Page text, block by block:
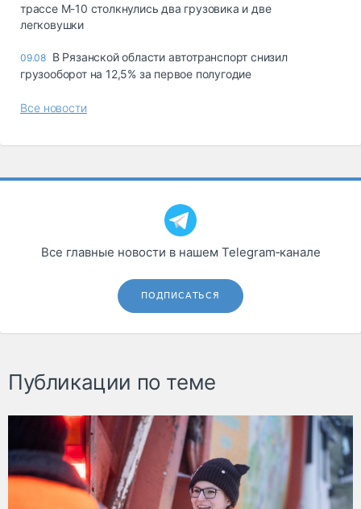
трассе М-10 столкнулись два грузовика и две
легковушки
09.08 В Рязанской области автотранспорт снизил
грузооборот на 12,5% за первое полугодие
Все новости
Все главные новости в нашем Telegram‑канале
ПОДПИСАТЬСЯ
Публикации по теме